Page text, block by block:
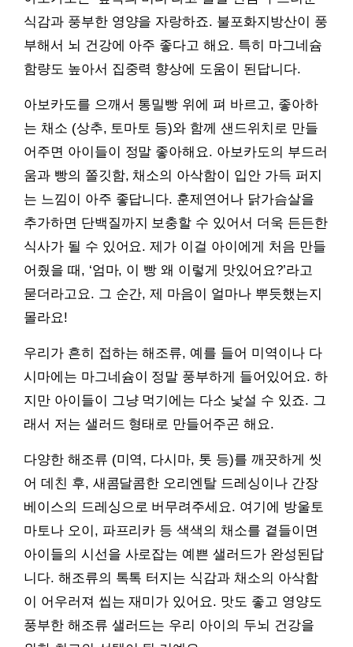
식감과 풍부한 영양을 자랑하죠. 불포화지방산이 풍
부해서 뇌 건강에 아주 좋다고 해요. 특히 마그네슘
함량도 높아서 집중력 향상에 도움이 된답니다.
아보카도를 으깨서 통밀빵 위에 펴 바르고, 좋아하
는 채소 (상추, 토마토 등)와 함께 샌드위치로 만들
어주면 아이들이 정말 좋아해요. 아보카도의 부드러
움과 빵의 쫄깃함, 채소의 아삭함이 입안 가득 퍼지
는 느낌이 아주 좋답니다. 훈제연어나 닭가슴살을
추가하면 단백질까지 보충할 수 있어서 더욱 든든한
식사가 될 수 있어요. 제가 이걸 아이에게 처음 만들
어줬을 때, ‘엄마, 이 빵 왜 이렇게 맛있어요?’라고
묻더라고요. 그 순간, 제 마음이 얼마나 뿌듯했는지
몰라요!
우리가 흔히 접하는 해조류, 예를 들어 미역이나 다
시마에는 마그네슘이 정말 풍부하게 들어있어요. 하
지만 아이들이 그냥 먹기에는 다소 낯설 수 있죠. 그
래서 저는 샐러드 형태로 만들어주곤 해요.
다양한 해조류 (미역, 다시마, 톳 등)를 깨끗하게 씻
어 데친 후, 새콤달콤한 오리엔탈 드레싱이나 간장
베이스의 드레싱으로 버무려주세요. 여기에 방울토
마토나 오이, 파프리카 등 색색의 채소를 곁들이면
아이들의 시선을 사로잡는 예쁜 샐러드가 완성된답
니다. 해조류의 톡톡 터지는 식감과 채소의 아삭함
이 어우러져 씹는 재미가 있어요. 맛도 좋고 영양도
풍부한 해조류 샐러드는 우리 아이의 두뇌 건강을